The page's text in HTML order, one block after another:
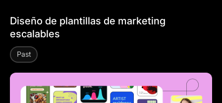
Diseño de plantillas de marketing
escalables
Past